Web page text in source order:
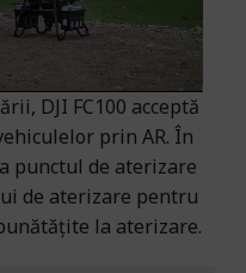
DJI FC100 acceptă
prin AR. În
punctul de aterizare
de aterizare pentru
la aterizare.